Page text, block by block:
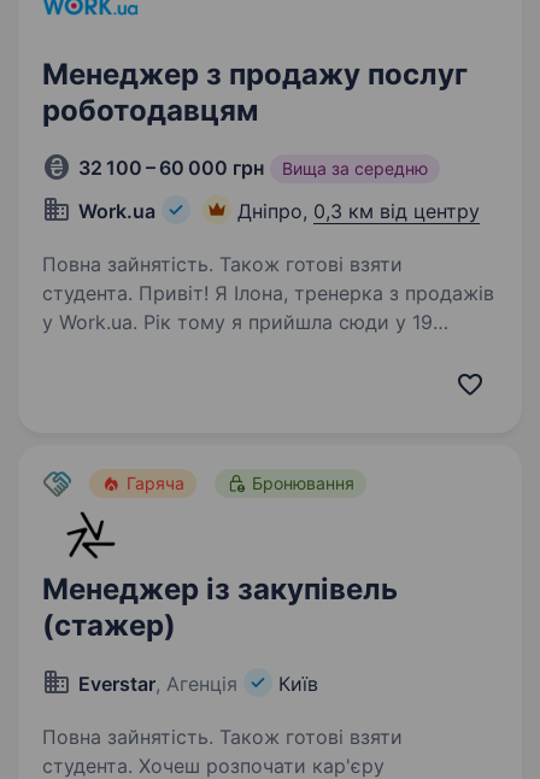
Менеджер з продажу послуг
роботодавцям
32 100 – 60 000 грн Вища за середню
Work.ua Дніпро, 0,3 км від центру
Повна зайнятість. Також готові взяти
студента. Привіт! Я Ілона, тренерка з продажів
у Work.ua. Рік тому я прийшла сюди у 19
впевненості, що це моя сфера. Але вирішила
Гаряча Бронювання
Менеджер із закупівель
(стажер)
Everstar, Агенція Київ
Повна зайнятість. Також готові взяти
студента. Хочеш розпочати кар'єру